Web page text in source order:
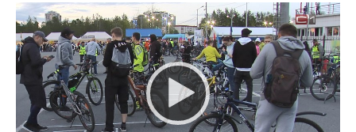
Видеоплеер